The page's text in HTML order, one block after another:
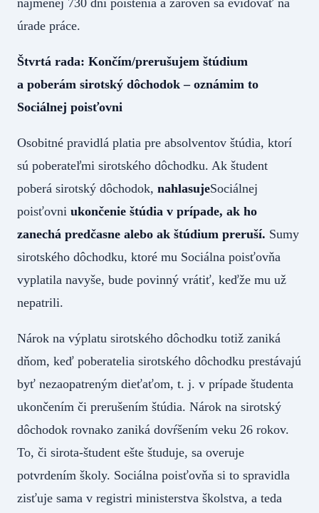
najmenej 730 dní poistenia a zároveň sa evidovať na
úrade práce.
Štvrtá rada: Končím/prerušujem štúdium
a poberám sirotský dôchodok – oznámim to
Sociálnej poisťovni
Osobitné pravidlá platia pre absolventov štúdia, ktorí
sú poberateľmi sirotského dôchodku. Ak študent
poberá sirotský dôchodok, nahlasujeSociálnej
poisťovni ukončenie štúdia v prípade, ak ho
zanechá predčasne alebo ak štúdium preruší. Sumy
sirotského dôchodku, ktoré mu Sociálna poisťovňa
vyplatila navyše, bude povinný vrátiť, keďže mu už
nepatrili.
Nárok na výplatu sirotského dôchodku totiž zaniká
dňom, keď poberatelia sirotského dôchodku prestávajú
byť nezaopatreným dieťaťom, t. j. v prípade študenta
ukončením či prerušením štúdia. Nárok na sirotský
dôchodok rovnako zaniká dovŕšením veku 26 rokov.
To, či sirota-študent ešte študuje, sa overuje
potvrdením školy. Sociálna poisťovňa si to spravidla
zisťuje sama v registri ministerstva školstva, a teda